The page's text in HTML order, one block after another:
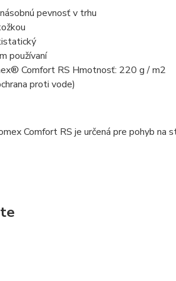
pevnosť v trhu
používaní
Comfort RS Hmotnosť: 220 g / m2
proti vode)
Comfort RS je určená pre pohyb na